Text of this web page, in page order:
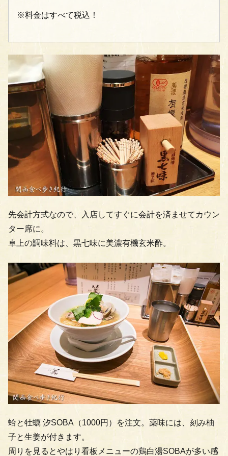
※料金はすべて税込！
先会計方式なので、入店してすぐに会計を済ませてカウン
ター席に。
卓上の調味料は、黒七味に美濃有機玄米酢。
蛤と牡蠣 汐SOBA（1000円）を注文。薬味には、刻み柚
子と生姜が付きます。
周りを見るとやはり看板メニューの鶏白湯SOBAが多い感